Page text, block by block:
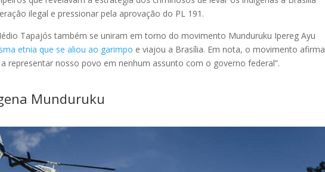
ilegal e pressionar pela aprovação do PL 191.
Tapajós também se uniram em torno do movimento Munduruku Ipereg Ayu
etnia que se aliou ao garimpo e viajou a Brasília. Em nota, o movimento afirma
representar nosso povo em nenhum assunto com o governo federal”.
Munduruku